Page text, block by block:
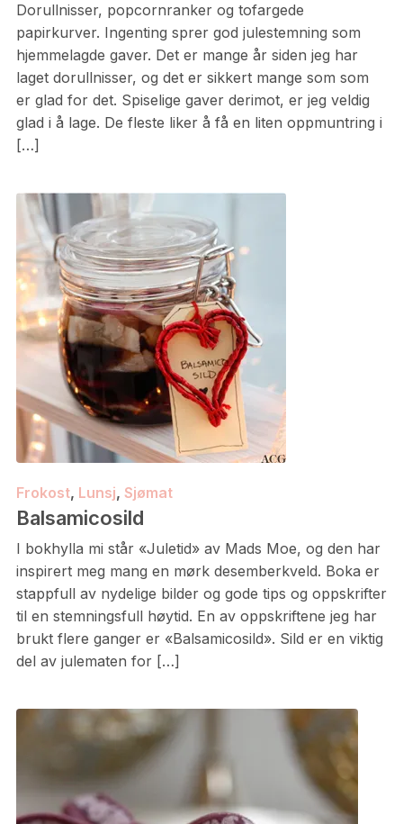
Dorullnisser, popcornranker og tofargede
papirkurver. Ingenting sprer god julestemning som
hjemmelagde gaver. Det er mange år siden jeg har
laget dorullnisser, og det er sikkert mange som som
er glad for det. Spiselige gaver derimot, er jeg veldig
glad i å lage. De fleste liker å få en liten oppmuntring i
[…]
Frokost, Lunsj, Sjømat
Balsamicosild
I bokhylla mi står «Juletid» av Mads Moe, og den har
inspirert meg mang en mørk desemberkveld. Boka er
stappfull av nydelige bilder og gode tips og oppskrifter
til en stemningsfull høytid. En av oppskriftene jeg har
brukt flere ganger er «Balsamicosild». Sild er en viktig
del av julematen for […]